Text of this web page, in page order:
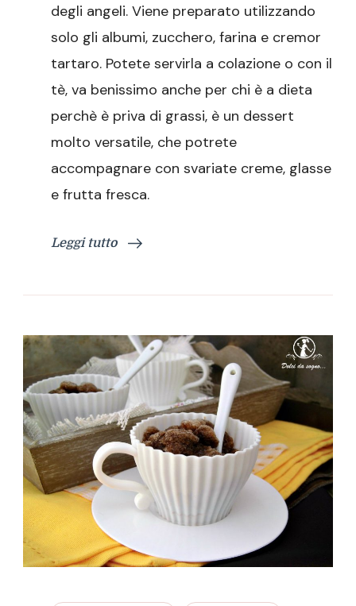
degli angeli. Viene preparato utilizzando
solo gli albumi, zucchero, farina e cremor
tartaro. Potete servirla a colazione o con il
tè, va benissimo anche per chi è a dieta
perchè è priva di grassi, è un dessert
molto versatile, che potrete
accompagnare con svariate creme, glasse
e frutta fresca.
Leggi tutto